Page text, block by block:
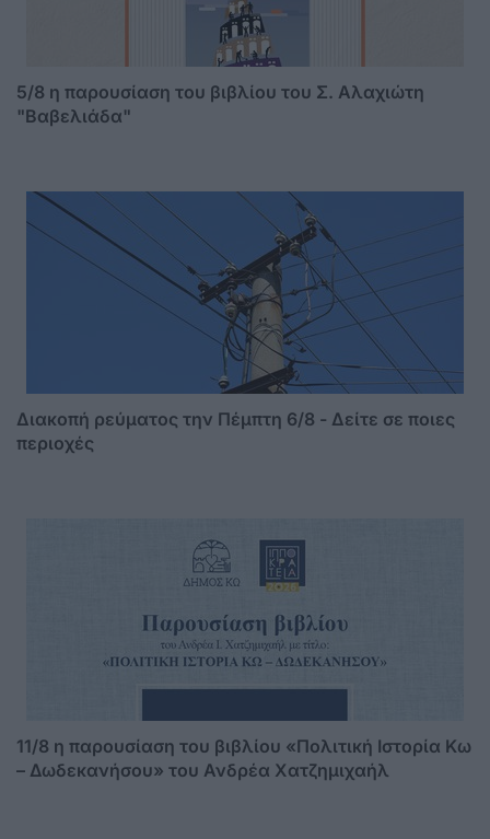
5/8 η παρουσίαση του βιβλίου του Σ. Αλαχιώτη
"Βαβελιάδα"
Διακοπή ρεύματος την Πέμπτη 6/8 - Δείτε σε ποιες
περιοχές
11/8 η παρουσίαση του βιβλίου «Πολιτική Ιστορία Κω
– Δωδεκανήσου» του Ανδρέα Χατζημιχαήλ